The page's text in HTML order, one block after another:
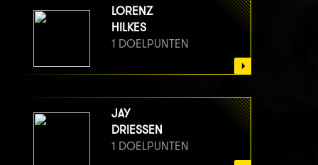
LORENZ
HILKES
1 DOELPUNTEN
JAY
DRIESSEN
1 DOELPUNTEN